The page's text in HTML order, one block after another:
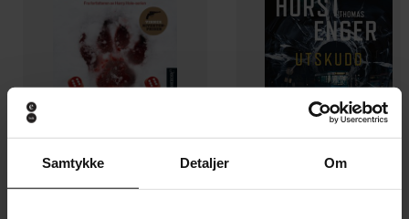
Samtykke Detaljer Om
199,-
349,-